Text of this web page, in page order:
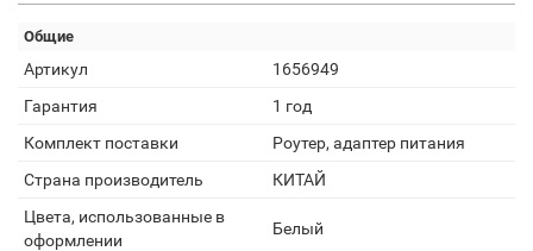
Общие
Артикул
1656949
Гарантия
1 год
Комплект поставки
Роутер, адаптер питания
Страна производитель
КИТАЙ
Цвета, использованные в
оформлении
Белый